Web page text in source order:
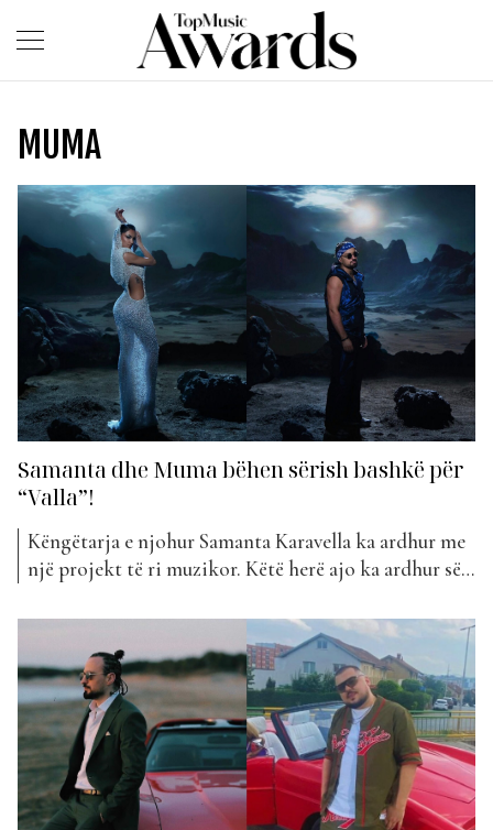
MUMA
Samanta dhe Muma bëhen sërish bashkë për
“Valla”!
Këngëtarja e njohur Samanta Karavella ka ardhur me
një projekt të ri muzikor. Këtë herë ajo ka ardhur së
tyre është përqafuar menjëherë nga publiku, të cilët
me votat e tyre e kanë futur në klasifikimin e javës të
“The Top...